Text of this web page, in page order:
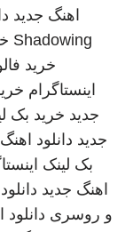
اهنگ جدید
Shadowing
خرید
اینستاگرام
جدید خرید بک
جدید دانلود
بک لینک
اهنگ جدید
و روسری دانلود